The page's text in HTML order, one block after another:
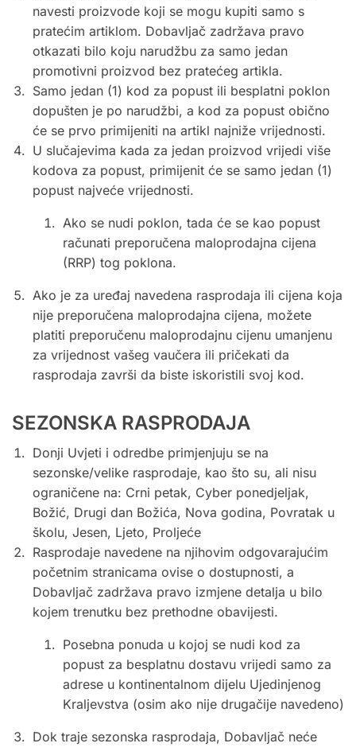
navesti proizvode koji se mogu kupiti samo s
pratećim artiklom. Dobavljač zadržava pravo
otkazati bilo koju narudžbu za samo jedan
promotivni proizvod bez pratećeg artikla.
Samo jedan (1) kod za popust ili besplatni poklon
dopušten je po narudžbi, a kod za popust obično
će se prvo primijeniti na artikl najniže vrijednosti.
U slučajevima kada za jedan proizvod vrijedi više
kodova za popust, primijenit će se samo jedan (1)
popust najveće vrijednosti.
Ako se nudi poklon, tada će se kao popust
računati preporučena maloprodajna cijena
(RRP) tog poklona.
Ako je za uređaj navedena rasprodaja ili cijena koja
nije preporučena maloprodajna cijena, možete
platiti preporučenu maloprodajnu cijenu umanjenu
za vrijednost vašeg vaučera ili pričekati da
rasprodaja završi da biste iskoristili svoj kod.
SEZONSKA RASPRODAJA
Donji Uvjeti i odredbe primjenjuju se na
sezonske/velike rasprodaje, kao što su, ali nisu
ograničene na: Crni petak, Cyber ​​ponedjeljak,
Božić, Drugi dan Božića, Nova godina, Povratak u
školu, Jesen, Ljeto, Proljeće
Rasprodaje navedene na njihovim odgovarajućim
početnim stranicama ovise o dostupnosti, a
Dobavljač zadržava pravo izmjene detalja u bilo
kojem trenutku bez prethodne obavijesti.
Posebna ponuda u kojoj se nudi kod za
popust za besplatnu dostavu vrijedi samo za
adrese u kontinentalnom dijelu Ujedinjenog
Kraljevstva (osim ako nije drugačije navedeno)
Dok traje sezonska rasprodaja, Dobavljač neće